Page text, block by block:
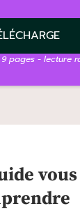
pages - lecture